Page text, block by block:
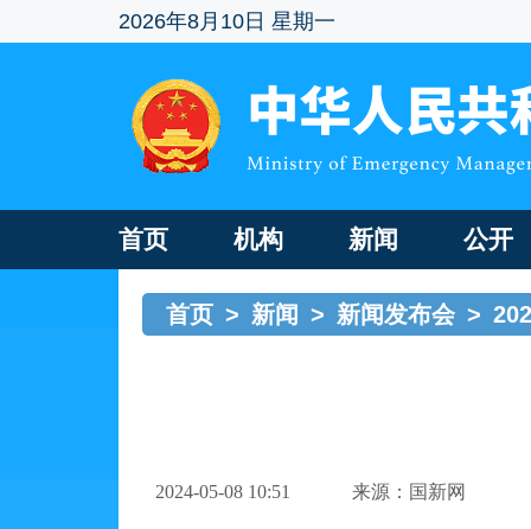
2026年8月10日 星期一
首页 机构 新闻 公开
首页 > 新闻 > 新闻发布会 >
2024-05-08 10:51 来源：国新网